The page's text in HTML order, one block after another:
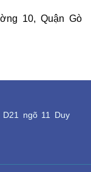
10, Quận Gò
D21 ngõ 11 Duy